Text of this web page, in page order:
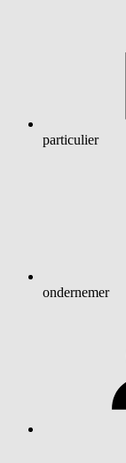
particulier
ondernemer